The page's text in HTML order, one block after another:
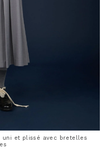
et plissé avec bretelles